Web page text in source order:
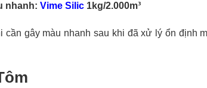
nhanh: Vime Silic 1kg/2.000m³
gây màu nhanh sau khi đã xử lý ổn định